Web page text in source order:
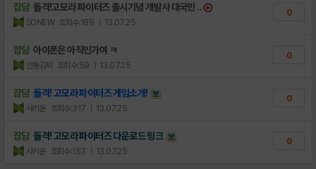
잡담 돌격!고모라 파이터즈 출시기념 개발사 대국민 ..
SONEW 조회수:189 | 13.07.25
0
잡담 아이폰은 아직인가여 ㅋ
안동김씨 조회수:59 | 13.07.25
0
잡담 돌격! 고모라 파이터즈 게임소개!
샤키온 조회수:317 | 13.07.25
0
잡담 돌격! 고모라 파이터즈 다운로드 링크
샤키온 조회수:153 | 13.07.25
0